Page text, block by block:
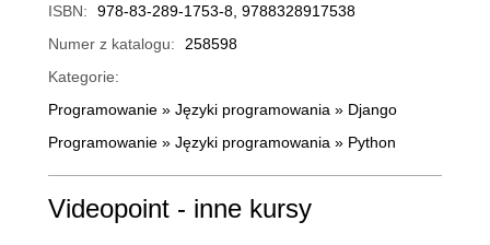
ISBN:
978-83-289-1753-8, 9788328917538
Numer z katalogu:
258598
Kategorie:
Programowanie » Języki programowania » Django
Programowanie » Języki programowania » Python
Videopoint - inne kursy